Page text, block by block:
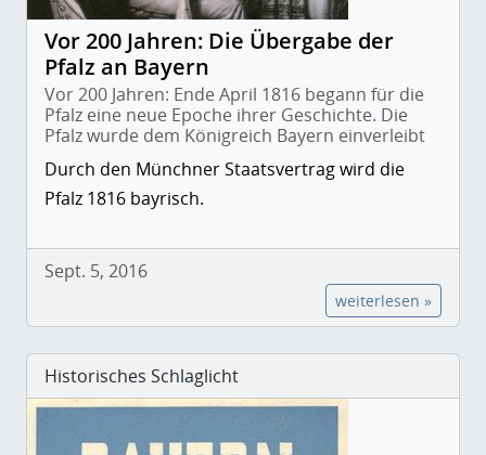
Vor 200 Jahren: Die Übergabe der
Pfalz an Bayern
Vor 200 Jahren: Ende April 1816 begann für die
Pfalz eine neue Epoche ihrer Geschichte. Die
Pfalz wurde dem Königreich Bayern einverleibt
Durch den Münchner Staatsvertrag wird die
Pfalz 1816 bayrisch.
Sept. 5, 2016
weiterlesen »
Historisches Schlaglicht